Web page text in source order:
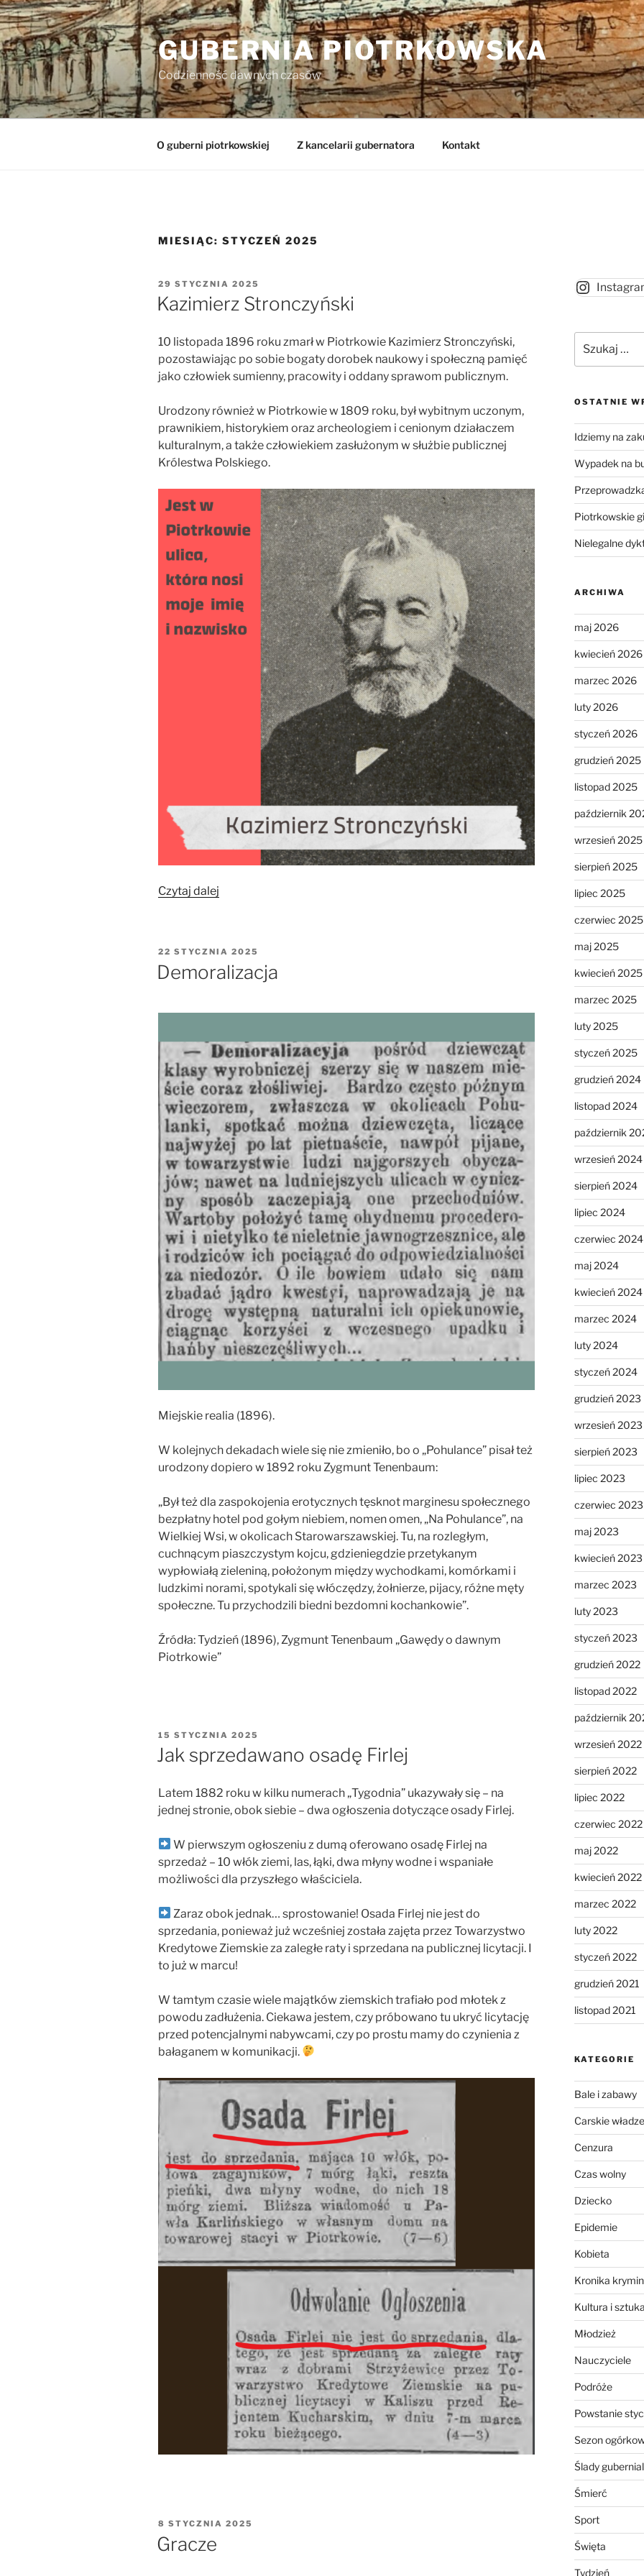
Przejdź
do
treści
GUBERNIA PIOTRKOWSKA
Codzienność dawnych czasów
O guberni piotrkowskiej Z kancelarii gubernatora Kontakt
MIESIĄC: STYCZEŃ 2025
OPUBLIKOWANE
W
29 STYCZNIA 2025
Kazimierz Stronczyński
10 listopada 1896 roku zmarł w Piotrkowie Kazimierz Stronczyński,
pozostawiając po sobie bogaty dorobek naukowy i społeczną pamięć
jako człowiek sumienny, pracowity i oddany sprawom publicznym.
Urodzony również w Piotrkowie w 1809 roku, był wybitnym uczonym,
prawnikiem, historykiem oraz archeologiem i cenionym działaczem
kulturalnym, a także człowiekiem zasłużonym w służbie publicznej
Królestwa Polskiego.
Czytaj dalej
OPUBLIKOWANE
W
22 STYCZNIA 2025
Demoralizacja
Miejskie realia (1896).
W kolejnych dekadach wiele się nie zmieniło, bo o „Pohulance” pisał też
urodzony dopiero w 1892 roku Zygmunt Tenenbaum:
„Był też dla zaspokojenia erotycznych tęsknot marginesu społecznego
bezpłatny hotel pod gołym niebiem, nomen omen, „Na Pohulance”, na
Wielkiej Wsi, w okolicach Starowarszawskiej. Tu, na rozległym,
cuchnącym piaszczystym kojcu, gdzieniegdzie przetykanym
wypłowiałą zieleniną, położonym między wychodkami, komórkami i
ludzkimi norami, spotykali się włóczędzy, żołnierze, pijacy, różne męty
społeczne. Tu przychodzili biedni bezdomni kochankowie”.
Źródła: Tydzień (1896), Zygmunt Tenenbaum „Gawędy o dawnym
Piotrkowie”
OPUBLIKOWANE
W
15 STYCZNIA 2025
Jak sprzedawano osadę Firlej
Latem 1882 roku w kilku numerach „Tygodnia” ukazywały się – na
jednej stronie, obok siebie – dwa ogłoszenia dotyczące osady Firlej.
W pierwszym ogłoszeniu z dumą oferowano osadę Firlej na
sprzedaż – 10 włók ziemi, las, łąki, dwa młyny wodne i wspaniałe
możliwości dla przyszłego właściciela.
Zaraz obok jednak… sprostowanie! Osada Firlej nie jest do
sprzedania, ponieważ już wcześniej została zajęta przez Towarzystwo
Kredytowe Ziemskie za zaległe raty i sprzedana na publicznej licytacji. I
to już w marcu!
W tamtym czasie wiele majątków ziemskich trafiało pod młotek z
powodu zadłużenia. Ciekawa jestem, czy próbowano tu ukryć licytację
przed potencjalnymi nabywcami, czy po prostu mamy do czynienia z
bałaganem w komunikacji.
OPUBLIKOWANE
W
8 STYCZNIA 2025
Gracze
OSTATNIE
Idziemy na
Wypadek na
Piotrkowskie
Nielegalne
ARCHIWA
maj 2026
kwiecień 2026
marzec 2026
luty 2026
styczeń 2026
grudzień 2025
listopad 2025
październik
wrzesień 2025
sierpień 2025
lipiec 2025
czerwiec 2025
maj 2025
kwiecień 2025
marzec 2025
luty 2025
styczeń 2025
grudzień 2024
listopad 2024
październik
wrzesień 2024
sierpień 2024
lipiec 2024
czerwiec 2024
maj 2024
kwiecień 2024
marzec 2024
luty 2024
styczeń 2024
grudzień 2023
wrzesień 2023
sierpień 2023
lipiec 2023
czerwiec 2023
maj 2023
kwiecień 2023
marzec 2023
luty 2023
styczeń 2023
grudzień 2022
listopad 2022
październik
wrzesień 2022
sierpień 2022
lipiec 2022
czerwiec 2022
maj 2022
kwiecień 2022
marzec 2022
luty 2022
styczeń 2022
grudzień 2021
listopad 2021
KATEGORIE
Bale i zabawy
Carskie władze
Cenzura
Czas wolny
Dziecko
Epidemie
Kobieta
Kronika
Kultura i
Młodzież
Nauczyciele
Podróże
Powstanie
Sezon
Ślady
Śmierć
Sport
Święta
Tydzień